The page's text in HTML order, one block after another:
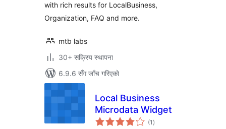
with rich results for LocalBusiness,
Organization, FAQ and more.
mtb labs
30+ सक्रिय स्थापना
6.9.6 सँग जाँच गरिएको
Local Business
Microdata Widget
(1 कुल
रेटिङ्गहरू
)